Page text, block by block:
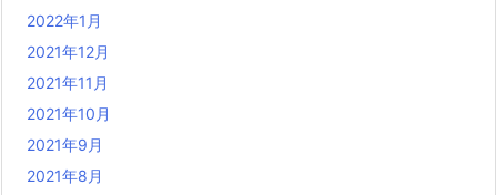
2022年1月
2021年12月
2021年11月
2021年10月
2021年9月
2021年8月